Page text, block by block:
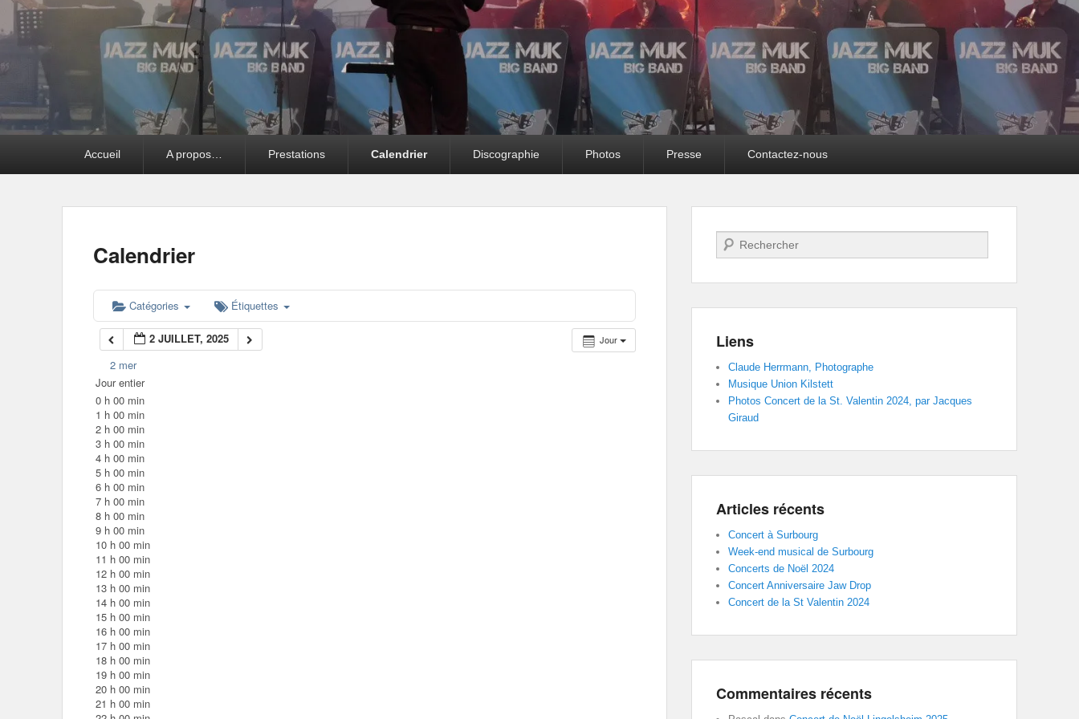
Accueil A propos… Prestations Calendrier Discographie Photos Presse Contactez-nous
Calendrier
Catégories Étiquettes
Jour
2 JUILLET, 2025
2 mer
Jour entier
0 h 00 min
1 h 00 min
2 h 00 min
3 h 00 min
4 h 00 min
5 h 00 min
6 h 00 min
7 h 00 min
8 h 00 min
9 h 00 min
10 h 00 min
11 h 00 min
12 h 00 min
13 h 00 min
14 h 00 min
15 h 00 min
16 h 00 min
17 h 00 min
18 h 00 min
19 h 00 min
20 h 00 min
21 h 00 min
Recherche
Liens
Claude Herrmann, Photographe
Musique Union Kilstett
Photos Concert de la St. Valentin 2024, par Jacques
Giraud
Articles récents
Concert à Surbourg
Week-end musical de Surbourg
Concerts de Noël 2024
Concert Anniversaire Jaw Drop
Concert de la St Valentin 2024
Commentaires récents